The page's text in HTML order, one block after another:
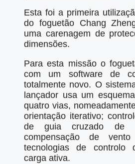
Esta foi a primeira
do foguetão Chang
uma carenagem de
dimensões.
Para esta missão o
com um software de
totalmente novo. O
lançador usa um
quatro vias,
orientação iterativo;
de guia cruzado de
compensação de
tecnologias de controlo
carga ativa.